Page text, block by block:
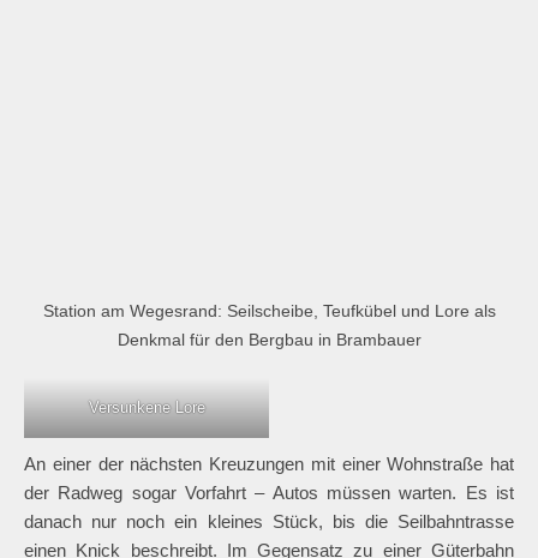
Station am Wegesrand: Seilscheibe, Teufkübel und Lore als
Denkmal für den Bergbau in Brambauer